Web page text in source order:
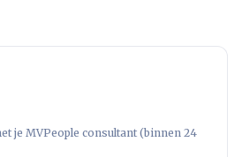
je MVPeople consultant (binnen 24